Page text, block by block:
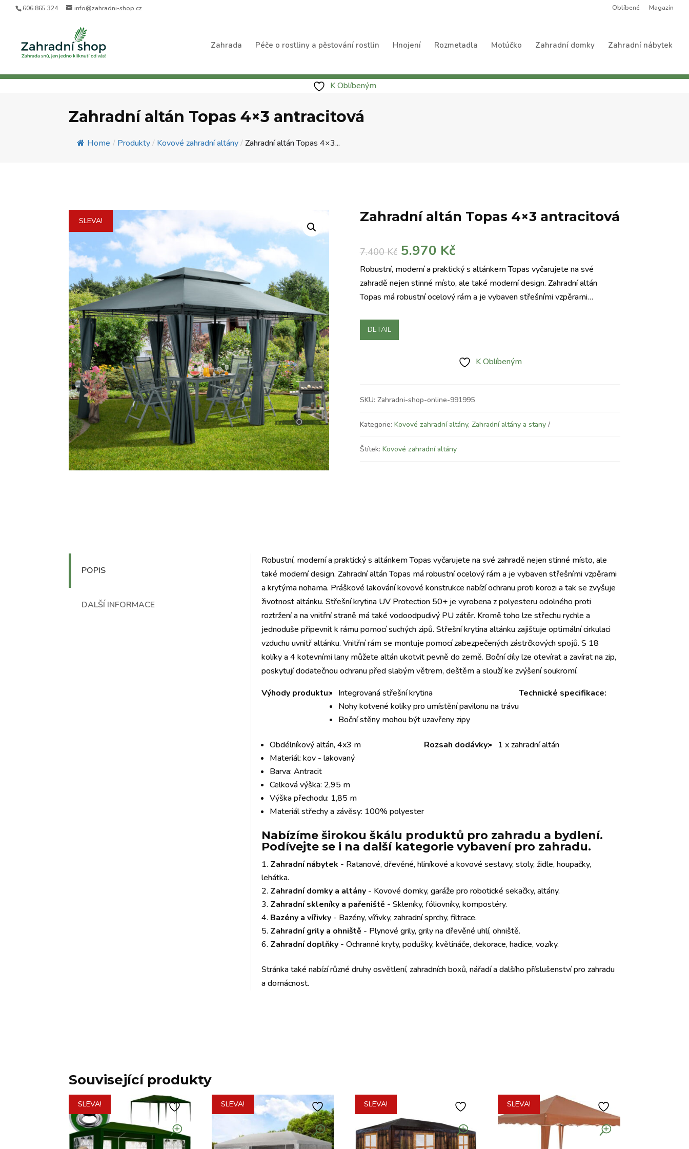
606 865 324 info@zahradni-shop.cz Oblíbené Magazín
Zahrada Péče o rostliny a pěstování rostlin Hnojení Rozmetadla Motúčko Zahradní domky Zahradní nábytek
K Oblíbeným
Zahradní altán Topas 4×3 antracitová
Home / Produkty / Kovové zahradní altány / Zahradní altán Topas 4×3...
SLEVA! Zahradní altán Topas 4×3 antracitová
7.400Kč Původní
cena
byla:
7.400 Kč.
5.970 KčAktuální
cena
je:
5.970 Kč.
Robustní, moderní a praktický s altánkem Topas vyčarujete na své
zahradě nejen stinné místo, ale také moderní design. Zahradní altán
Topas má robustní ocelový rám a je vybaven střešními vzpěrami…
DETAIL
K Oblíbeným
SKU: Zahradni-shop-online-991995
Kategorie: Kovové zahradní altány, Zahradní altány a stany
Štítek: Kovové zahradní altány
POPIS
DALŠÍ INFORMACE
Robustní, moderní a praktický s altánkem Topas vyčarujete na své zahradě nejen stinné místo, ale
také moderní design. Zahradní altán Topas má robustní ocelový rám a je vybaven střešními vzpěrami
a krytýma nohama. Práškové lakování kovové konstrukce nabízí ochranu proti korozi a tak se zvyšuje
životnost altánku. Střešní krytina UV Protection 50+ je vyrobena z polyesteru odolného proti
roztržení a na vnitřní straně má také vodoodpudivý PU zátěr. Kromě toho lze střechu rychle a
jednoduše připevnit k rámu pomocí suchých zipů. Střešní krytina altánku zajišťuje optimální cirkulaci
vzduchu uvnitř altánku. Vnitřní rám se montuje pomocí zabezpečených zástrčkových spojů. S 18
kolíky a 4 kotevními lany můžete altán ukotvit pevně do země. Boční díly lze otevírat a zavírat na zip,
poskytují dodatečnou ochranu před slabým větrem, deštěm a slouží ke zvýšení soukromí.
Výhody produktu:
Integrovaná střešní krytina
Nohy kotvené kolíky pro umístění pavilonu na trávu
Boční stěny mohou být uzavřeny zipy
Technické specifikace:
Obdélníkový altán, 4x3 m
Materiál: kov - lakovaný
Barva: Antracit
Celková výška: 2,95 m
Výška přechodu: 1,85 m
Materiál střechy a závěsy: 100% polyester
Rozsah dodávky: 1 x zahradní altán
Nabízíme širokou škálu produktů pro zahradu a bydlení.
Podívejte se i na další kategorie vybavení pro zahradu.
Zahradní nábytek - Ratanové, dřevěné, hliníkové a kovové sestavy, stoly, židle, houpačky,
lehátka.
Zahradní domky a altány - Kovové domky, garáže pro robotické sekačky, altány.
Zahradní skleníky a pařeniště - Skleníky, fóliovníky, kompostéry.
Bazény a vířivky - Bazény, vířivky, zahradní sprchy, filtrace.
Zahradní grily a ohniště - Plynové grily, grily na dřevěné uhlí, ohniště.
Zahradní doplňky - Ochranné kryty, podušky, květináče, dekorace, hadice, vozíky.
Stránka také nabízí různé druhy osvětlení, zahradních boxů, nářadí a dalšího příslušenství pro zahradu
a domácnost.
Související produkty
SLEVA! SLEVA! SLEVA! SLEVA!